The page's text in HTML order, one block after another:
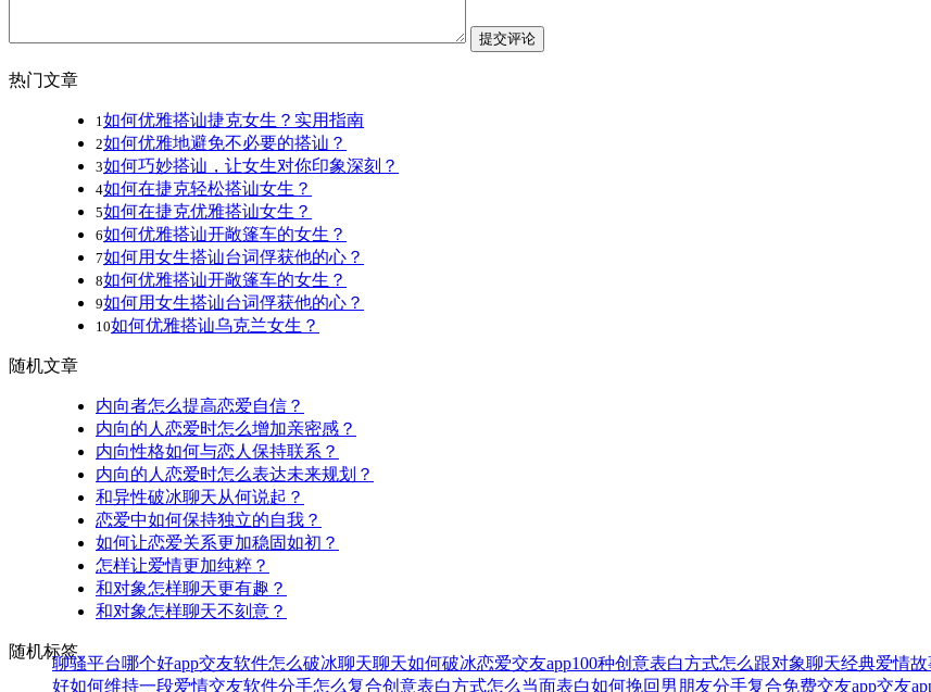
提交评论
热门文章
1 如何优雅搭讪捷克女生？实用指南
2如何优雅地避免不必要的搭讪？
3如何巧妙搭讪，让女生对你印象深刻？
4如何在捷克轻松搭讪女生？
5如何在捷克优雅搭讪女生？
6如何优雅搭讪开敞篷车的女生？
7如何用女生搭讪台词俘获他的心？
8如何优雅搭讪开敞篷车的女生？
9如何用女生搭讪台词俘获他的心？
10如何优雅搭讪乌克兰女生？
随机文章
内向者怎么提高恋爱自信？
内向的人恋爱时怎么增加亲密感？
内向性格如何与恋人保持联系？
内向的人恋爱时怎么表达未来规划？
和异性破冰聊天从何说起？
恋爱中如何保持独立的自我？
如何让恋爱关系更加稳固如初？
怎样让爱情更加纯粹？
和对象怎样聊天更有趣？
和对象怎样聊天不刻意？
随机标签
聊骚平台哪个好app交友软件怎么破冰聊天聊天如何破冰恋爱交友app100种创意表白方式怎么跟对象聊天经典爱情故
好如何维持一段爱情交友软件分手怎么复合创意表白方式怎么当面表白如何挽回男朋友分手复合免费交友app交友